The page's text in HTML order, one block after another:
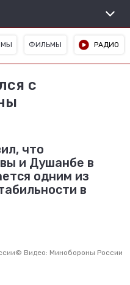
ФИЛЬМЫ РАДИО
с
что
и Душанбе в
одним из
в
© Видео: Минобороны России